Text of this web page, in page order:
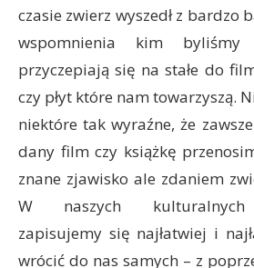
czasie zwierz wyszedł z bardzo
wspomnienia kim
przyczepiają się na stałe do
czy płyt które nam towarzyszą.
niektóre tak wyraźne, że
dany film czy książkę
znane zjawisko ale zdaniem
W naszych kulturalnych
zapisujemy się najłatwiej i
wrócić do nas samych – z